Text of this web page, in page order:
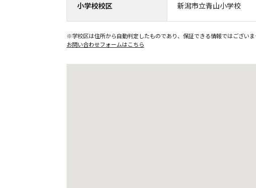
小学校校区 新潟市立青山小学校
※学校区は住所から自動判定したものであり、保証できる情報ではございま
お問い合わせフォームはこちら